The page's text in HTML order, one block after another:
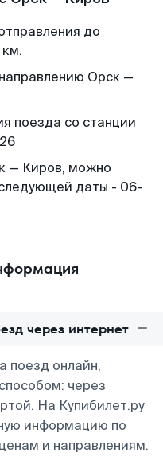
до
км.
Орск —
поезда со станции
— Киров, можно
даты - 06-
через интернет
поезд онлайн,
через
На Купибилет.ру
информацию по
и направлениям.